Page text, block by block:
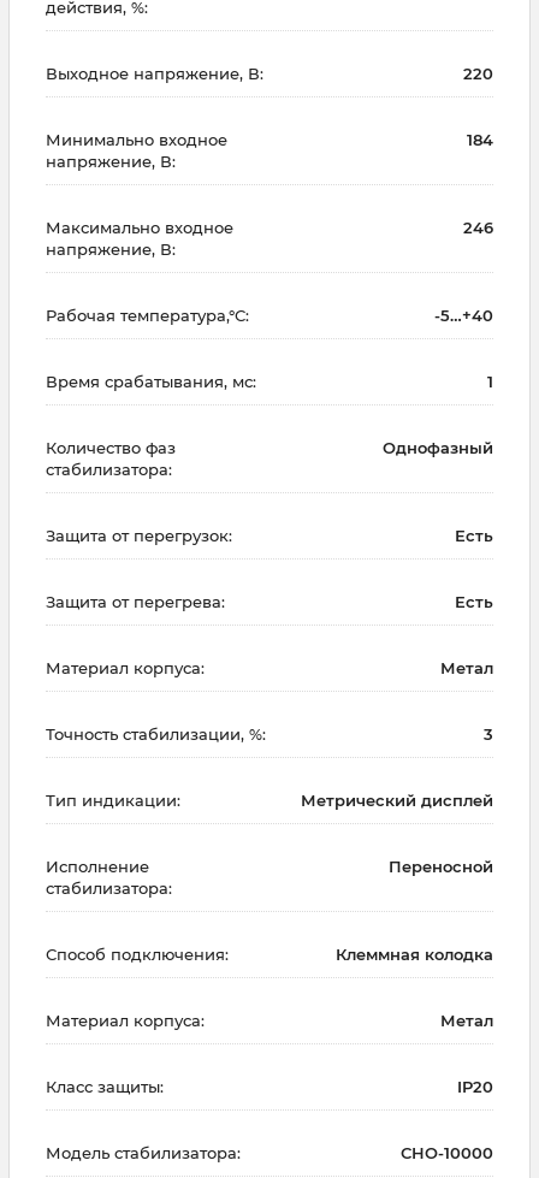
действия, %:
Выходное напряжение, В: 220
Минимально входное
напряжение, В:
184
Максимально входное
напряжение, В:
246
Рабочая температура,°С: -5…+40
Время срабатывания, мс: 1
Количество фаз
стабилизатора:
Однофазный
Защита от перегрузок: Есть
Защита от перегрева: Есть
Материал корпуса: Метал
Точность стабилизации, %: 3
Тип индикации: Метрический дисплей
Исполнение
стабилизатора:
Переносной
Способ подключения: Клеммная колодка
Материал корпуса: Метал
Класс защиты: IP20
Модель стабилизатора: СНО-10000